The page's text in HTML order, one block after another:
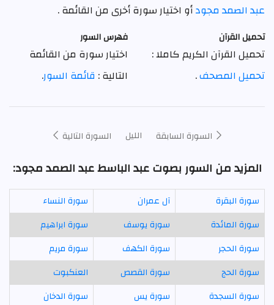
عبد الصمد مجودأو اختيار سورة أخرى من القائمة .
تحميل القرآن
تحميل القرآن الكريم كاملا :
تحميل المصحف.
فهرس السور
اختيار سورة من القائمة
التالية : قائمة السور.
السورة السابقة الليل السورة التالية
المزيد من السور بصوت عبد الباسط عبد الصمد مجود:
سورة البقرة آل عمران
سورة النساء
سورة المائدة
سورة يوسف
سورة ابراهيم
سورة الحجر
سورة الكهف
سورة مريم
سورة الحج
سورة القصص
العنكبوت
سورة السجدة
سورة يس
سورة الدخان